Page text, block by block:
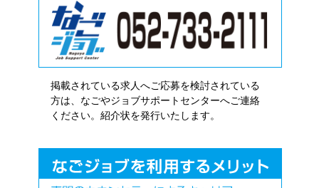
掲載されている求人へご応募を検討されている
方は、なごやジョブサポートセンターへご連絡
ください。紹介状を発行いたします。